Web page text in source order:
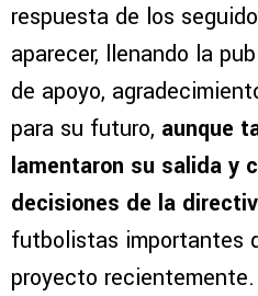
respuesta de los
aparecer, llenando la
de apoyo,
para su futuro, aunque
lamentaron su salida y
decisiones de la
futbolistas importantes
proyecto recientemente.